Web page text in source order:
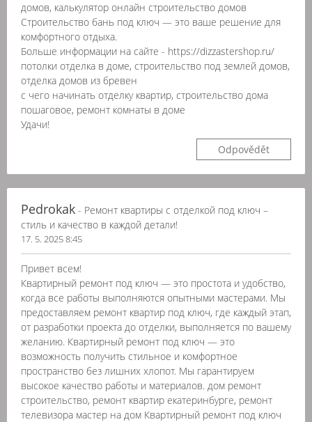
домов, калькулятор онлайн строительство домов
Строительство бань под ключ — это ваше решение для
комфортного отдыха.
Больше информации на сайте - https://dizzastershop.ru/
потолки отделка в доме, строительство под землей домов,
отделка домов из бревен
с чего начинать отделку квартир, строительство дома
пошаговое, ремонт комнаты в доме
Удачи!
Odpovědět
Pedrokak - Ремонт квартиры с отделкой под ключ –
стиль и качество в каждой детали!
17. 5. 2025 8:45
Привет всем!
Квартирный ремонт под ключ — это простота и удобство,
когда все работы выполняются опытными мастерами. Мы
предоставляем ремонт квартир под ключ, где каждый этап,
от разработки проекта до отделки, выполняется по вашему
желанию. Квартирный ремонт под ключ — это
возможность получить стильное и комфортное
пространство без лишних хлопот. Мы гарантируем
высокое качество работы и материалов. дом ремонт
строительство, ремонт квартир екатеринбурге, ремонт
телевизора мастер на дом Квартирный ремонт под ключ